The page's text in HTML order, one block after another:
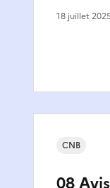
18 juillet
08
CNB